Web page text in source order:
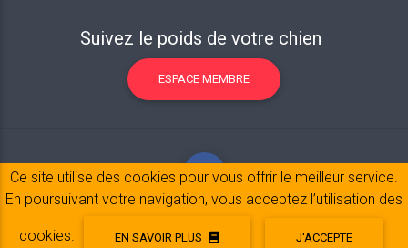
Suivez le poids de votre chien
ESPACE MEMBRE
Mentions légales© 2017-2020 Copyright:belpatt.fr
Ce site utilise des cookies pour vous offrir le meilleur service.
En poursuivant votre navigation, vous acceptez l’utilisation des
cookies. EN SAVOIR PLUS J'ACCEPTE